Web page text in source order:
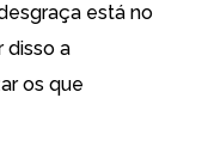
está no
disso a
os que